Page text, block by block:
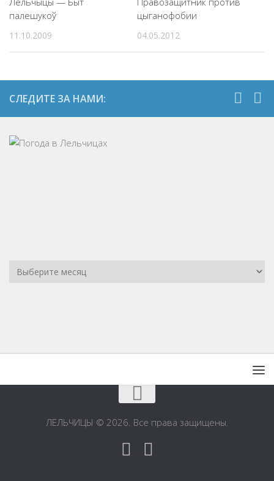
палешукоў
11.10.2009
цыганофобии
04.05.2012
СЛЕДИТЕ ЗА НАМИ:
ЛЕЛЬЧИЦЫ © 2026. Все права защищены.